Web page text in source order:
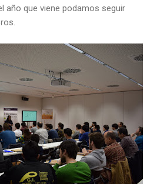
año que viene podamos seguir